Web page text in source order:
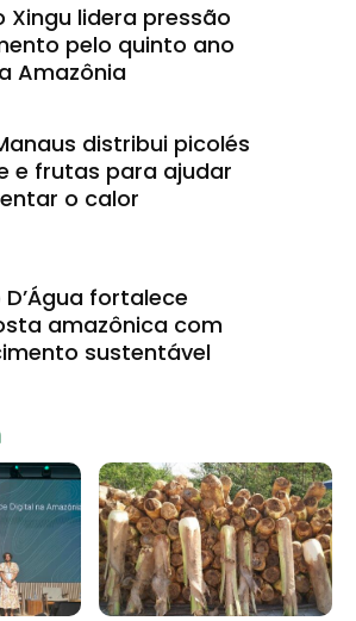
Xingu lidera pressão
pelo quinto ano
Amazônia
distribui picolés
e frutas para ajudar
o calor
fortalece
amazônica com
sustentável